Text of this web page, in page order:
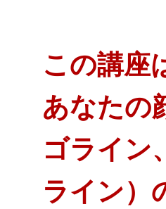
この講座
あなたの
ゴライン
ライン）